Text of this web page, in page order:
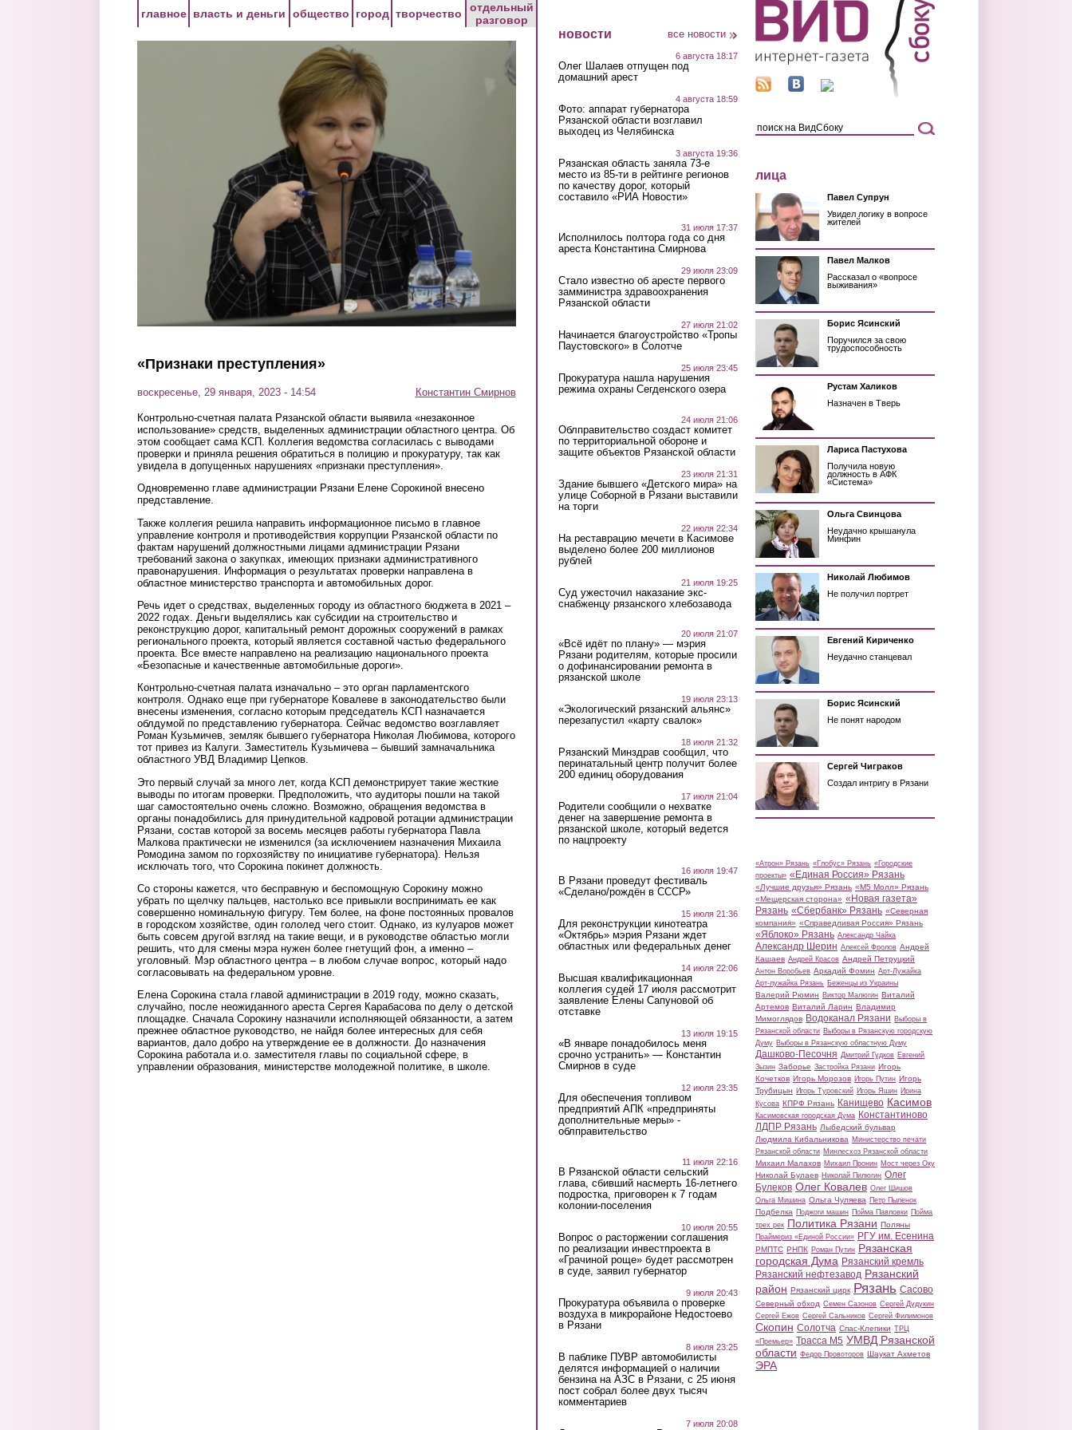
главное власть и деньги общество город творчество
отдельный
разговор
«Признаки преступления»
воскресенье, 29 января, 2023 - 14:54 Константин Смирнов
Контрольно-счетная палата Рязанской области выявила «незаконное
использование» средств, выделенных администрации областного центра. Об
этом сообщает сама КСП. Коллегия ведомства согласилась с выводами
проверки и приняла решения обратиться в полицию и прокуратуру, так как
увидела в допущенных нарушениях «признаки преступления».
Одновременно главе администрации Рязани Елене Сорокиной внесено
представление.
Также коллегия решила направить информационное письмо в главное
управление контроля и противодействия коррупции Рязанской области по
фактам нарушений должностными лицами администрации Рязани
требований закона о закупках, имеющих признаки административного
правонарушения. Информация о результатах проверки направлена в
областное министерство транспорта и автомобильных дорог.
Речь идет о средствах, выделенных городу из областного бюджета в 2021 –
2022 годах. Деньги выделялись как субсидии на строительство и
реконструкцию дорог, капитальный ремонт дорожных сооружений в рамках
регионального проекта, который является составной частью федерального
проекта. Все вместе направлено на реализацию национального проекта
«Безопасные и качественные автомобильные дороги».
Контрольно-счетная палата изначально – это орган парламентского
контроля. Однако еще при губернаторе Ковалеве в законодательство были
внесены изменения, согласно которым председатель КСП назначается
облдумой по представлению губернатора. Сейчас ведомство возглавляет
Роман Кузьмичев, земляк бывшего губернатора Николая Любимова, которого
тот привез из Калуги. Заместитель Кузьмичева – бывший замначальника
областного УВД Владимир Цепков.
Это первый случай за много лет, когда КСП демонстрирует такие жесткие
выводы по итогам проверки. Предположить, что аудиторы пошли на такой
шаг самостоятельно очень сложно. Возможно, обращения ведомства в
органы понадобились для принудительной кадровой ротации администрации
Рязани, состав которой за восемь месяцев работы губернатора Павла
Малкова практически не изменился (за исключением назначения Михаила
Ромодина замом по горхозяйству по инициативе губернатора). Нельзя
исключать того, что Сорокина покинет должность.
Со стороны кажется, что бесправную и беспомощную Сорокину можно
убрать по щелчку пальцев, настолько все привыкли воспринимать ее как
совершенно номинальную фигуру. Тем более, на фоне постоянных провалов
в городском хозяйстве, один гололед чего стоит. Однако, из кулуаров может
быть совсем другой взгляд на такие вещи, и в руководстве областью могли
решить, что для смены мэра нужен более гнетущий фон, а именно –
уголовный. Мэр областного центра – в любом случае вопрос, который надо
согласовывать на федеральном уровне.
Елена Сорокина стала главой администрации в 2019 году, можно сказать,
случайно, после неожиданного ареста Сергея Карабасова по делу о детской
площадке. Сначала Сорокину назначили исполняющей обязанности, а затем
прежнее областное руководство, не найдя более интересных для себя
вариантов, дало добро на утверждение ее в должности. До назначения
Сорокина работала и.о. заместителя главы по социальной сфере, в
управлении образования, министерстве молодежной политике, в школе.
новости все новости
6 августа 18:17
Олег Шалаев отпущен под
домашний арест
4 августа 18:59
Фото: аппарат губернатора
Рязанской области возглавил
выходец из Челябинска
3 августа 19:36
Рязанская область заняла 73-е
место из 85-ти в рейтинге регионов
по качеству дорог, который
составило «РИА Новости»
31 июля 17:37
Исполнилось полтора года со дня
ареста Константина Смирнова
29 июля 23:09
Стало известно об аресте первого
замминистра здравоохранения
Рязанской области
27 июля 21:02
Начинается благоустройство «Тропы
Паустовского» в Солотче
25 июля 23:45
Прокуратура нашла нарушения
режима охраны Сегденского озера
24 июля 21:06
Облправительство создаст комитет
по территориальной обороне и
защите объектов Рязанской области
23 июля 21:31
Здание бывшего «Детского мира» на
улице Соборной в Рязани выставили
на торги
22 июля 22:34
На реставрацию мечети в Касимове
выделено более 200 миллионов
рублей
21 июля 19:25
Суд ужесточил наказание экс-
снабженцу рязанского хлебозавода
20 июля 21:07
«Всё идёт по плану» — мэрия
Рязани родителям, которые просили
о дофинансировании ремонта в
рязанской школе
19 июля 23:13
«Экологический рязанский альянс»
перезапустил «карту свалок»
18 июля 21:32
Рязанский Минздрав сообщил, что
перинатальный центр получит более
200 единиц оборудования
17 июля 21:04
Родители сообщили о нехватке
денег на завершение ремонта в
рязанской школе, который ведется
по нацпроекту
16 июля 19:47
В Рязани проведут фестиваль
«Сделано/рождён в СССР»
15 июля 21:36
Для реконструкции кинотеатра
«Октябрь» мэрия Рязани ждет
областных или федеральных денег
14 июля 22:06
Высшая квалификационная
коллегия судей 17 июля рассмотрит
заявление Елены Сапуновой об
отставке
13 июля 19:15
«В январе понадобилось меня
срочно устранить» — Константин
Смирнов в суде
12 июля 23:35
Для обеспечения топливом
предприятий АПК «предприняты
дополнительные меры» -
облправительство
11 июля 22:16
В Рязанской области сельский
глава, сбивший насмерть 16-летнего
подростка, приговорен к 7 годам
колонии-поселения
10 июля 20:55
Вопрос о расторжении соглашения
по реализации инвестпроекта в
«Грачиной роще» будет рассмотрен
в суде, заявил губернатор
9 июля 20:43
Прокуратура объявила о проверке
воздуха в микрорайоне Недостоево
в Рязани
8 июля 23:25
В паблике ПУВР автомобилисты
делятся информацией о наличии
бензина на АЗС в Рязани, с 25 июня
пост собрал более двух тысяч
комментариев
7 июля 20:08
лица
Павел Супрун
Увидел логику в вопросе
жителей
Павел Малков
Рассказал о «вопросе
выживания»
Борис Ясинский
Поручился за свою
трудоспособность
Рустам Халиков
Назначен в Тверь
Лариса Пастухова
Получила новую
должность в АФК
«Система»
Ольга Свинцова
Неудачно крышанула
Минфин
Николай Любимов
Не получил портрет
Евгений Кириченко
Неудачно станцевал
Борис Ясинский
Не понят народом
Сергей Чиграков
Создал интригу в Рязани
«Атрон» Рязань «Глобус» Рязань «Городские
проекты» «Единая Россия» Рязань
«Лучшие друзья» Рязань «М5 Молл» Рязань
«Мещерская сторона» «Новая газета»
Рязань «Сбербанк» Рязань «Северная
компания» «Справедливая Россия» Рязань
«Яблоко» Рязань Александр Чайка
Александр Шерин Алексей Фролов Андрей
Кашаев Андрей Красов Андрей Петруцкий
Антон Воробьев Аркадий Фомин Арт-Лужайка
Арт-лужайка Рязань Беженцы из Украины
Валерий Рюмин Виктор Малюгин Виталий
Артемов Виталий Ларин Владимир
Мимоглядов Водоканал Рязани Выборы в
Рязанской области Выборы в Рязанскую городскую
Думу Выборы в Рязанскую областную Думу
Дашково-Песочня Дмитрий Гудков Евгений
Зызин Заборье Застройка Рязани Игорь
Кочетков Игорь Морозов Игорь Путин Игорь
Трубицын Игорь Туровский Игорь Яшин Ирина
Кусова КПРФ Рязань Канищево Касимов
Касимовская городская Дума Константиново
ЛДПР Рязань Лыбедский бульвар
Людмила Кибальникова Министерство печати
Рязанской области Минлесхоз Рязанской области
Михаил Малахов Михаил Пронин Мост через Оку
Николай Булаев Николай Пилюгин Олег
Булеков Олег Ковалев Олег Шишов
Ольга Мишина Ольга Чуляева Петр Пыленок
Подбелка Поджоги машин Пойма Павловки Пойма
трех рек Политика Рязани Поляны
Праймериз «Единой России» РГУ им. Есенина
РМПТС РНПК Роман Путин Рязанская
городская Дума Рязанский кремль
Рязанский нефтезавод Рязанский
район Рязанский цирк Рязань Сасово
Северный обход Семен Сазонов Сергей Дудукин
Сергей Ежов Сергей Сальников Сергей Филимонов
Скопин Солотча Спас-Клепики ТРЦ
«Премьер» Трасса М5 УМВД Рязанской
области Федор Провоторов Шаукат Ахметов
ЭРА